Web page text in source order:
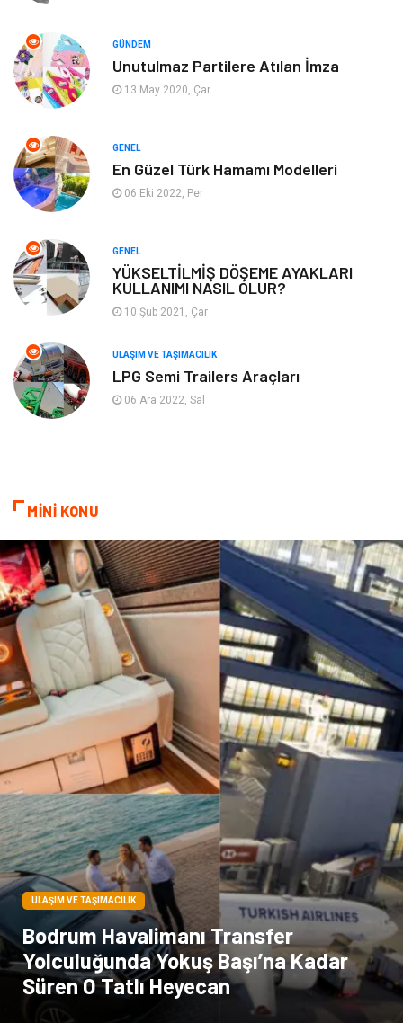
Organizasyon Mobilya
Tatil Finans & Ekonomi
Turizm
Aksesuar
Plastik
Ambalaj Eğlence
Pazarlama
Bilişim televizyon
Bebek Giyim Dernekler ve Birlikler
çiçek İnternet
Tarım & Hayvancılık Endüstriyel Ürünler
GÜNDEM
Unutulmaz Partilere Atılan İmza
13 May 2020, Çar
GENEL
En Güzel Türk Hamamı Modelleri
06 Eki 2022, Per
GENEL
YÜKSELTİLMİŞ DÖŞEME AYAKLARI
KULLANIMI NASIL OLUR?
10 Şub 2021, Çar
ULAŞIM VE TAŞIMACILIK
LPG Semi Trailers Araçları
06 Ara 2022, Sal
MİNİ KONU
ULAŞIM VE TAŞIMACILIK
Bodrum Havalimanı Transfer
Yolculuğunda Yokuş Başı’na Kadar
Süren O Tatlı Heyecan